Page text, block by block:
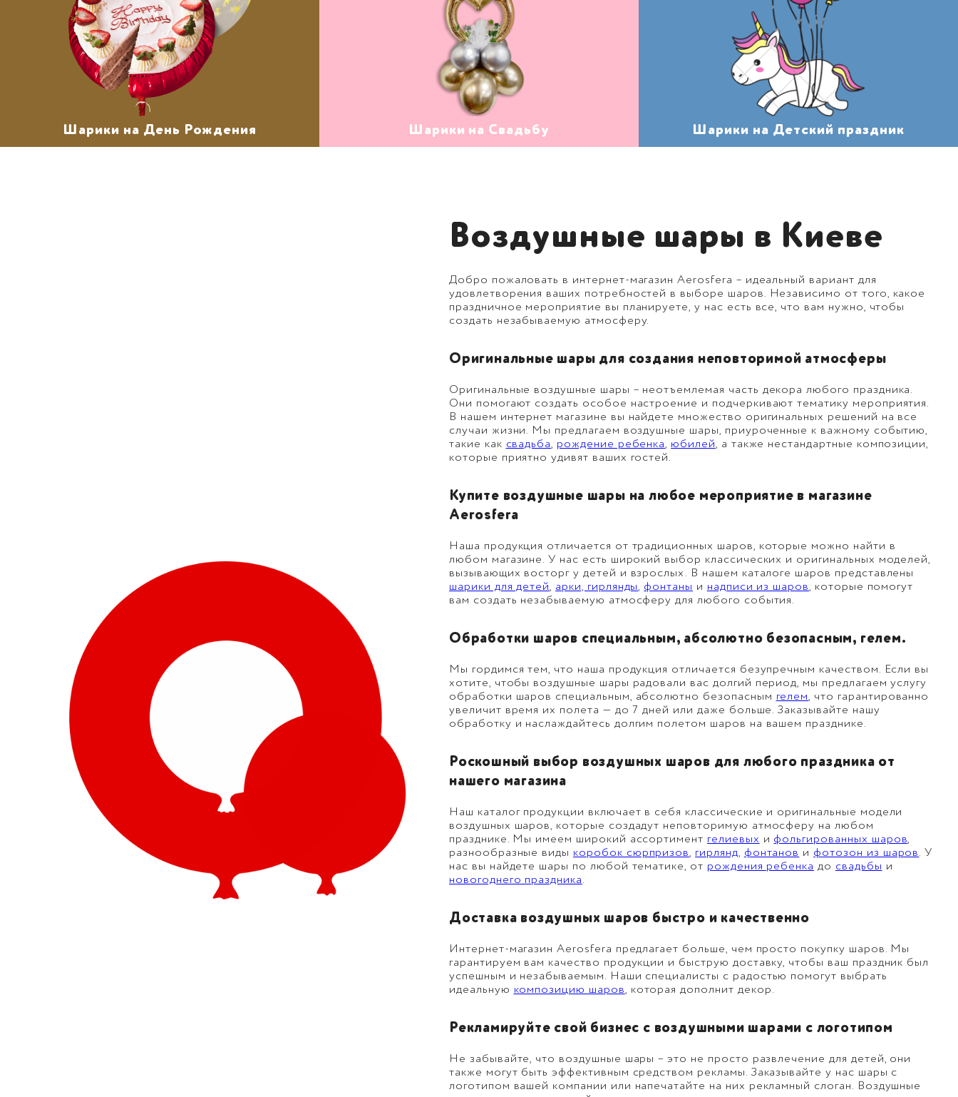
Шарики на День Рождения Шарики на Свадьбу Шарики на Детский праздник
Воздушные шары в Киеве
Добро пожаловать в интернет-магазин Aerosfera – идеальный вариант для
удовлетворения ваших потребностей в выборе шаров. Независимо от того, какое
праздничное мероприятие вы планируете, у нас есть все, что вам нужно, чтобы
создать незабываемую атмосферу.
Оригинальные шары для создания неповторимой атмосферы
Оригинальные воздушные шары – неотъемлемая часть декора любого праздника.
Они помогают создать особое настроение и подчеркивают тематику мероприятия.
В нашем интернет магазине вы найдете множество оригинальных решений на все
случаи жизни. Мы предлагаем воздушные шары, приуроченные к важному событию,
такие как свадьба, рождение ребенка, юбилей, а также нестандартные композиции,
которые приятно удивят ваших гостей.
Купите воздушные шары на любое мероприятие в магазине
Aerosfera
Наша продукция отличается от традиционных шаров, которые можно найти в
любом магазине. У нас есть широкий выбор классических и оригинальных моделей,
вызывающих восторг у детей и взрослых. В нашем каталоге шаров представлены
шарики для детей, арки, гирлянды, фонтаны и надписи из шаров, которые помогут
вам создать незабываемую атмосферу для любого события.
Обработки шаров специальным, абсолютно безопасным, гелем.
Мы гордимся тем, что наша продукция отличается безупречным качеством. Если вы
хотите, чтобы воздушные шары радовали вас долгий период, мы предлагаем услугу
обработки шаров специальным, абсолютно безопасным гелем, что гарантированно
увеличит время их полета — до 7 дней или даже больше. Заказывайте нашу
обработку и наслаждайтесь долгим полетом шаров на вашем празднике.
Роскошный выбор воздушных шаров для любого праздника от
нашего магазина
Наш каталог продукции включает в себя классические и оригинальные модели
воздушных шаров, которые создадут неповторимую атмосферу на любом
празднике. Мы имеем широкий ассортимент гелиевых и фольгированных шаров,
разнообразные виды коробок сюрпризов, гирлянд, фонтанов и фотозон из шаров. У
нас вы найдете шары по любой тематике, от рождения ребенка до свадьбы и
новогоднего праздника.
Доставка воздушных шаров быстро и качественно
Интернет-магазин Aerosfera предлагает больше, чем просто покупку шаров. Мы
гарантируем вам качество продукции и быструю доставку, чтобы ваш праздник был
успешным и незабываемым. Наши специалисты с радостью помогут выбрать
идеальную композицию шаров, которая дополнит декор.
Рекламируйте свой бизнес с воздушными шарами с логотипом
Не забывайте, что воздушные шары – это не просто развлечение для детей, они
также могут быть эффективным средством рекламы. Заказывайте у нас шары с
логотипом вашей компании или напечатайте на них рекламный слоган. Воздушные